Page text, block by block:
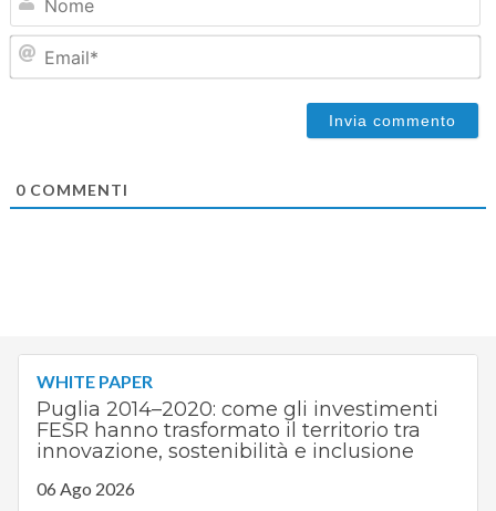
0COMMENTI
WHITE PAPER
Puglia 2014–2020: come gli investimenti
FESR hanno trasformato il territorio tra
innovazione, sostenibilità e inclusione
06 Ago 2026